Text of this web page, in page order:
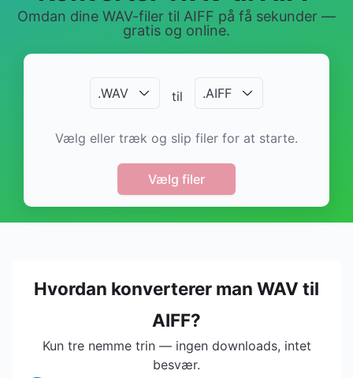
Omdan dine WAV-filer til AIFF på få sekunder —
gratis og online.
.WAV til .AIFF
Vælg eller træk og slip filer for at starte.
Vælg filer
Hvordan konverterer man WAV til
AIFF?
Kun tre nemme trin — ingen downloads, intet
besvær.